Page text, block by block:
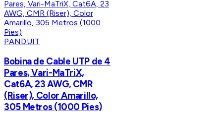
PANDUIT
Bobina de Cable UTP de 4
Pares, Vari-MaTriX,
Cat6A, 23 AWG, CMR
(Riser), Color Amarillo,
305 Metros (1000 Pies)